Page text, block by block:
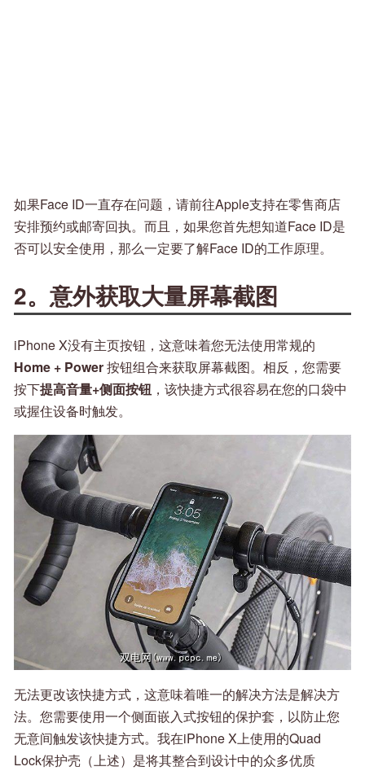
如果Face ID一直存在问题，请前往Apple支持在零售商店
安排预约或邮寄回执。而且，如果您首先想知道Face ID是
否可以安全使用，那么一定要了解Face ID的工作原理。
2。意外获取大量屏幕截图
iPhone X没有主页按钮，这意味着您无法使用常规的
Home + Power按钮组合来获取屏幕截图。相反，您需要
按下提高音量+侧面按钮 ，该快捷方式很容易在您的口袋中
或握住设备时触发。
无法更改该快捷方式，这意味着唯一的解决方法是解决方
法。您需要使用一个侧面嵌入式按钮的保护套，以防止您
无意间触发该快捷方式。我在iPhone X上使用的Quad
Lock保护壳（上述）是将其整合到设计中的众多优质